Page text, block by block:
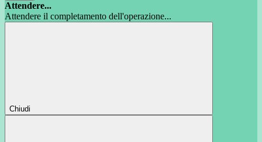
Attendere...
Attendere il completamento dell'operazione...
Chiudi